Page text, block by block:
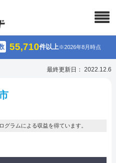
55,710件以上※2026年8月時点
最終更新日： 2022.12.6
ラムによる収益を得ています。